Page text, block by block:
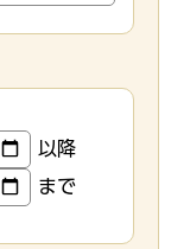
以降
まで